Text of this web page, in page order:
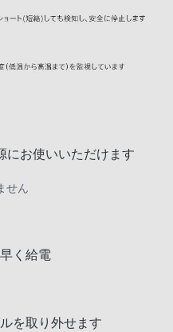
にお使いいただけます
せん
く給電
を取り外せます